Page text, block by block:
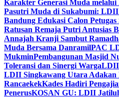
Karakter Generasi Muda
Pasutri Muda di Sukabumi:
Bandung Edukasi Calon
Ratusan Remaja Putri Antusias
Annajah Kranji Sambut
Muda Bersama DanramilPAC
MukminPembangunan Masjid
Toleransi dan Sinergi WargaLDII
LDII Singkawang Utara Adakan
RancaekekKades Hadiri
PenerusKOSAN GU: LDII